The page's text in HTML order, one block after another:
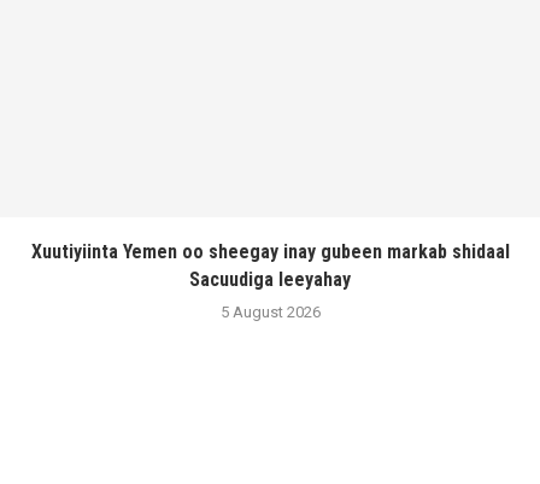
Xuutiyiinta Yemen oo sheegay inay gubeen markab shidaal
Sacuudiga leeyahay
5 August 2026